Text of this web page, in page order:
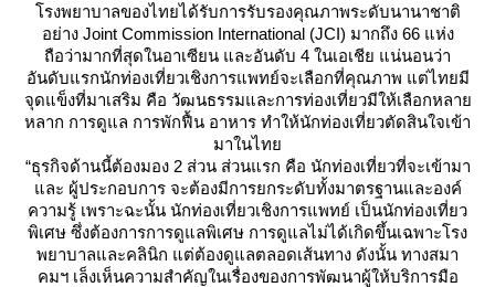
รงพยาบาลของไทยได้รับการรับรองคุณภาพระดับนานาชาติ
อย่าง Joint Commission International (JCI) มากถึง 66 แห่ง
ถือว่ามากที่สุดในอาเซียน และอันดับ 4 ในเอเชีย แน่นอนว่า
อันดับแรกนักท่องเที่ยวเชิงการแพทย์จะเลือกที่คุณภาพ แต่ไทยมี
จุดแข็งที่มาเสริม คือ วัฒนธรรมและการท่องเที่ยวมีให้เลือกหลา
หลาก การดูแล การพักฟื้น อาหาร ทำให้นักท่องเที่ยวตัดสินใจเข้า
มาในไท
“ธุรกิจด้านนี้ต้องมอง 2 ส่วน ส่วนแรก คือ นักท่องเที่ยวที่จะเข้ามา
ละ ผู้ประกอบการ จะต้องมีการยกระดับทั้งมาตรฐานและองค์
ความรู้ เพราะฉะนั้น นักท่องเที่ยวเชิงการแพทย์ เป็นนักท่องเที่ยว
พิเศษ ซึ่งต้องการการดูแลพิเศษ การดูแลไม่ได้เกิดขึ้นเฉพาะโรง
พยาบาลและคลินิก แต่ต้องดูแลตลอดเส้นทาง ดังนั้น ทางสมา
คมฯ เล็งเห็นความสำคัญในเรื่องของการพัฒนาผู้ให้บริการมือ